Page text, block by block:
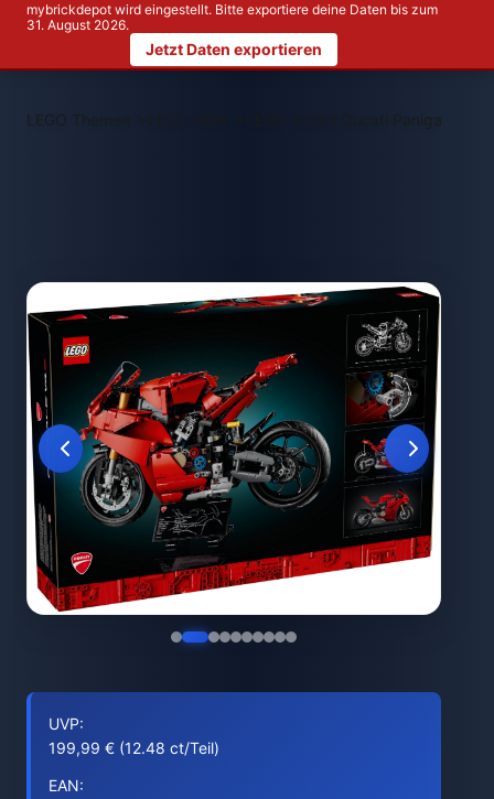
mybrickdepot wird eingestellt. Bitte exportiere deine Daten bis zum
31. August 2026.
Jetzt Daten exportieren
LEGO Themen > LEGO 42202 Ducati Panigale V4
UVP:
199,99 € (12.48 ct/Teil)
EAN: